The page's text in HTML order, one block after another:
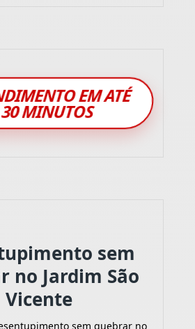
EM ATÉ
30 MINUTOS
sem
no Jardim São
Vicente
sem quebrar no